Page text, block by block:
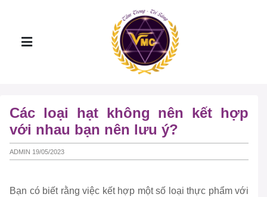
Các loại hạt không nên kết hợp
với nhau bạn nên lưu ý?
ADMIN 19/05/2023
Bạn có biết rằng việc kết hợp một số loại thực phẩm với